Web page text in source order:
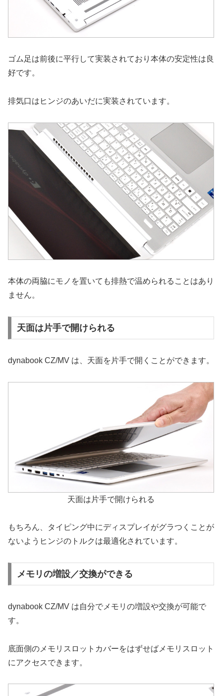
ゴム足は前後に平行して実装されており本体の安定性は良
好です。
排気口はヒンジのあいだに実装されています。
本体の両脇にモノを置いても排熱で温められることはあり
ません。
天面は片手で開けられる
dynabook CZ/MV は、天面を片手で開くことができます。
天面は片手で開けられる
もちろん、タイピング中にディスプレイがグラつくことが
ないようヒンジのトルクは最適化されています。
メモリの増設／交換ができる
dynabook CZ/MV は自分でメモリの増設や交換が可能で
す。
底面側のメモリスロットカバーをはずせばメモリスロット
にアクセスできます。